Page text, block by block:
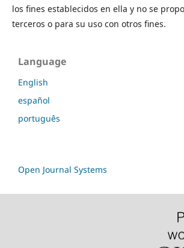
los fines establecidos en ella y no se
terceros o para su uso con otros fines.
Language
English
español
português
Open Journal Systems